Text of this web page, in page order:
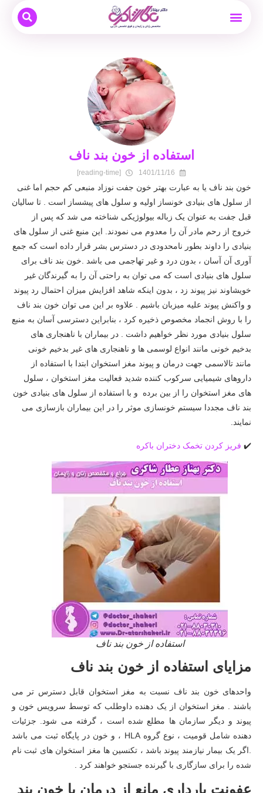
استفاده از خون بند ناف
1401/11/16
[reading-time]
خون بند ناف یا به عبارت بهتر خون جفت نوزاد منبعی کم حجم اما غنی
از سلول های بنیادی خونساز اولیه و سلول های پیشساز است . تا سالیان
قبل جفت به عنوان یک زباله بیولوژیکی شناخته می شد که پس از
خروج از رحم مادر آن را معدوم می نمودند. این منبع غنی از سلول های
بنیادی را داوند بطور نامحدودی در دسترس بشر قرار داده است که جمع
آوری آن آسان ، بدون درد و غیر تهاجمی می باشد .خون بند ناف برای
سلول های بنیادی است که می توان به راحتی آن را به گیرندگان غیر
خویشاوند نیز پیوند زد ، بدون اینکه شاهد افزایش میزان احتمال رد پیوند
و واکنش پیوند علیه میزبان باشیم . علاوه بر این می توان خون بند ناف
را با روش انجماد مخصوص ذخیره کرد ، بنابراین دسترسی آسان به منبع
سلول بنیادی مورد نظر خواهیم داشت . در بیماران با ناهنجاری های
بدخیم خونی مانند انواع لوسمی ها و ناهنجاری های غیر بدخیم خونی
مانند تالاسمی جهت درمان و پیوند مغز استخوان ابتدا با استفاده از
داروهای شیمیایی سرکوب کننده شدید فعالیت مغز استخوان ، سلول
های مغز استخوان را از بین برده و با استفاده از سلول های بنیادی خون
بند ناف مجددا سیستم خونسازی موثر را در این بیماران بازسازی می
نمایند.
✔️ فریز کردن تخمک دختران باکره
استفاده از خون بند ناف
مزایای استفاده از خون بند ناف
واحدهای خون بند ناف نسبت به مغز استخوان قابل دسترس تر می
باشند . مغز استخوان از یک دهنده داوطلب که توسط سرویس خون و
پیوند و دیگر سازمان ها مطلع شده است ، گرفته می شود. جزئیات
دهنده شامل قومیت ، نوع گروه HLA ، و خون در پایگاه ثبت می باشد
.اگر یک بیمار نیازمند پیوند باشد ، تکنسین ها مغز استخوان های ثبت نام
شده را برای سازگاری با گیرنده جستجو خواهند کرد .
عفونت بارداری مانع از درمان با خون بند